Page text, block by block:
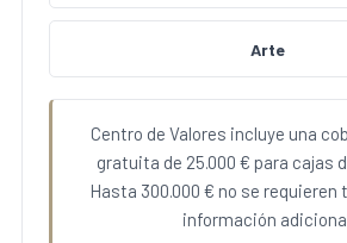
Arte
Centro de Valores incluye una
gratuita de 25.000 € para cajas
Hasta 300.000 € no se requieren
información